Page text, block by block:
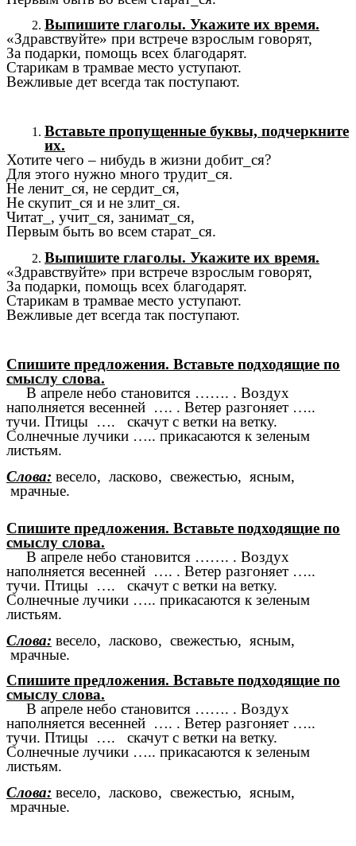
Выпишите глаголы. Укажите их время.
«Здравствуйте» при встрече взрослым говорят,
За подарки, помощь всех благодарят.
Старикам в трамвае место уступают.
Вежливые дет всегда так поступают.
Вставьте пропущенные буквы, подчеркните
их.
Хотите чего – нибудь в жизни добит_ся?
Для этого нужно много трудит_ся.
Не ленит_ся, не сердит_ся,
Не скупит_ся и не злит_ся.
Читат_, учит_ся, занимат_ся,
Первым быть во всем старат_ся.
Выпишите глаголы. Укажите их время.
«Здравствуйте» при встрече взрослым говорят,
За подарки, помощь всех благодарят.
Старикам в трамвае место уступают.
Вежливые дет всегда так поступают.
Спишите предложения. Вставьте подходящие по
смыслу слова.
В апреле небо становится ……. . Воздух
наполняется весенней …. . Ветер разгоняет …..
тучи. Птицы …. скачут с ветки на ветку.
Солнечные лучики ….. прикасаются к зеленым
листьям.
Слова: весело, ласково, свежестью, ясным,
мрачные.
Спишите предложения. Вставьте подходящие по
смыслу слова.
В апреле небо становится ……. . Воздух
наполняется весенней …. . Ветер разгоняет …..
тучи. Птицы …. скачут с ветки на ветку.
Солнечные лучики ….. прикасаются к зеленым
листьям.
Слова: весело, ласково, свежестью, ясным,
мрачные.
Спишите предложения. Вставьте подходящие по
смыслу слова.
В апреле небо становится ……. . Воздух
наполняется весенней …. . Ветер разгоняет …..
тучи. Птицы …. скачут с ветки на ветку.
Солнечные лучики ….. прикасаются к зеленым
листьям.
Слова: весело, ласково, свежестью, ясным,
мрачные.